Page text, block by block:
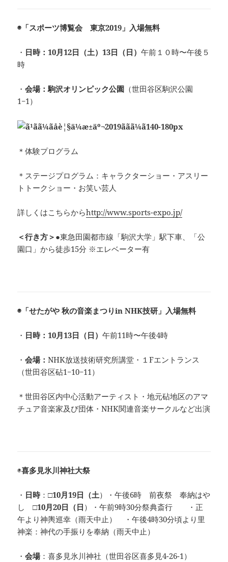
◉「スポーツ博覧会 東京2019」入場無料
・ 日時：10月12日（土）13日（日）午前１０時〜午後５
時
・会場：駒沢オリンピック公園 （世田谷区駒沢公園
1−1）
＊体験プログラム
＊ステージプログラム：キャラクターショー・アスリー
トトークショー・お笑い芸人
詳しくはこちらからhttp://www.sports-expo.jp/
＜行き方＞ ●東急田園都市線「駒沢大学」駅下車、「公
園口」から徒歩15分 ※エレベーター有
◉「せたがや 秋の音楽まつりin NHK技研」入場無料
・ 日時：10月13日（日）午前11時〜午後4時
・会場：NHK放送技術研究所講堂・１Fエントランス
（世田谷区砧1−10−11）
＊世田谷区内中心活動アーティスト・地元砧地区のアマ
チュア音楽家及び団体・NHK関連音楽サークルなど出演
◉喜多見氷川神社大祭
・ 日時：□10月19日（土）・午後6時 前夜祭 奉納はや
し□10月20日（日 ）・午前9時30分祭典斎行 ・正
午より神輿巡幸（雨天中止） ・午後4時30分頃より里
神楽：神代の手振りを奉納（雨天中止）
・会場：喜多見氷川神社（世田谷区喜多見4-26-1）